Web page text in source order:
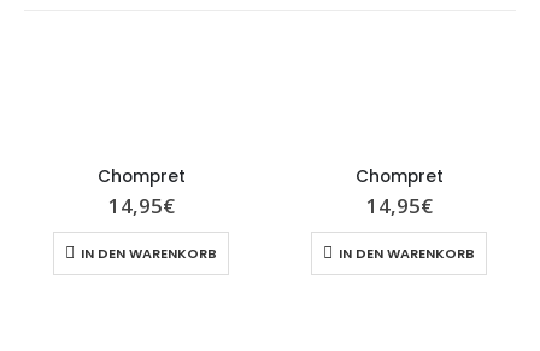
Chompret
14,95€
IN DEN WARENKORB
Chompret
14,95€
IN DEN WARENKORB